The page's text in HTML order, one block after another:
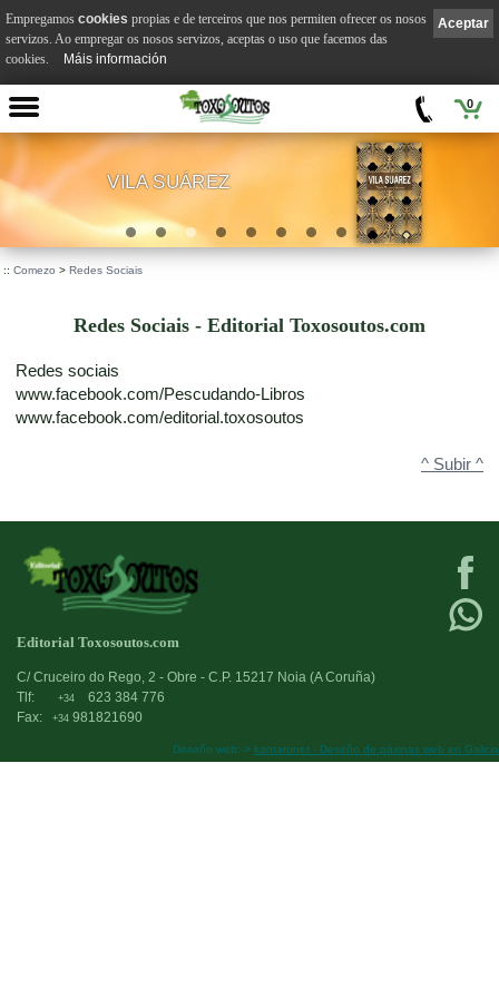
0
VILA SUÁREZ
:: Comezo > Redes Sociais
Redes Sociais - Editorial Toxosoutos.com
Redes sociais
www.facebook.com/Pescudando-Libros
www.facebook.com/editorial.toxosoutos
^ Subir ^
Editorial Toxosoutos.com
C/ Cruceiro do Rego, 2 - Obre - C.P. 15217 Noia (A Coruña)
Tlf:
+34
623 384 776
Fax:
+34 981821690
Deseño web:-> kantaronet - Deseño de páxinas web en Galicia
Aceptar
Empregamos cookies propias e de terceiros que nos permiten ofrecer os nosos
servizos. Ao empregar os nosos servizos, aceptas o uso que facemos das
cookies.
Máis información